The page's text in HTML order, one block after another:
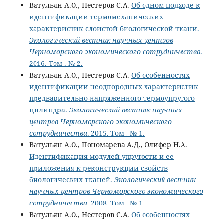
Ватульян А.О., Нестеров С.А. Об одном подходе к
идентификации термомеханических
характеристик слоистой биологической ткани.
Экологический вестник научных центров
Черноморского экономического сотрудничества.
2016. Том . № 2.
Ватульян А.О., Нестеров С.А. Об особенностях
идентификации неоднородных характеристик
предварительно-напряженного термоупругого
цилиндра. Экологический вестник научных
центров Черноморского экономического
сотрудничества. 2015. Том . № 1.
Ватульян А.О., Пономарева А.Д., Олифер Н.А.
Идентификация модулей упругости и ее
приложения к реконструкции свойств
биологических тканей. Экологический вестник
научных центров Черноморского экономического
сотрудничества. 2008. Том . № 1.
Ватульян А.О., Нестеров С.А. Об особенностях